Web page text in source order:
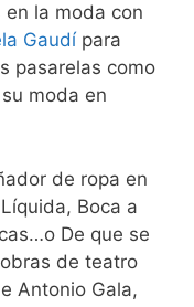
en la moda con
Gaudí para
pasarelas como
moda en
de ropa en
Boca a
De que se
de teatro
Antonio Gala,